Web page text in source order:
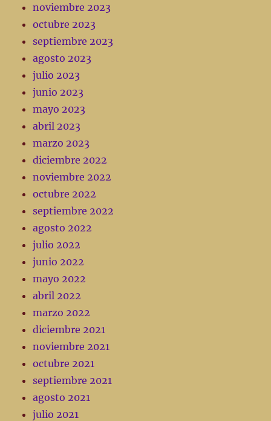
noviembre 2023
octubre 2023
septiembre 2023
agosto 2023
julio 2023
junio 2023
mayo 2023
abril 2023
marzo 2023
diciembre 2022
noviembre 2022
octubre 2022
septiembre 2022
agosto 2022
julio 2022
junio 2022
mayo 2022
abril 2022
marzo 2022
diciembre 2021
noviembre 2021
octubre 2021
septiembre 2021
agosto 2021
julio 2021